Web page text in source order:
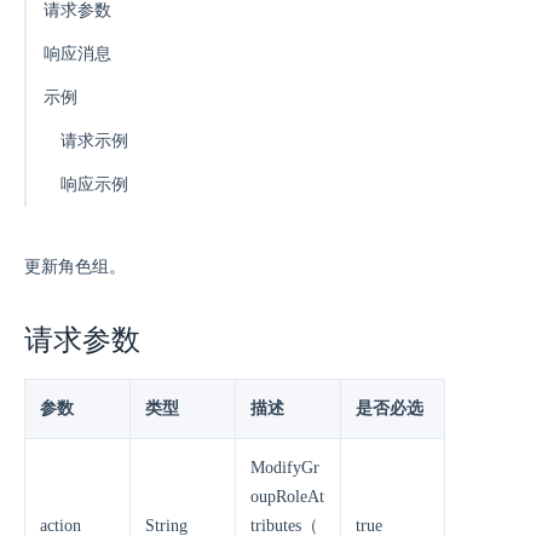
请求参数
响应消息
示例
请求示例
响应示例
更新角色组。
请求参数
参数 类型 描述 是否必选
action String
ModifyGr
oupRoleAt
tributes（
true